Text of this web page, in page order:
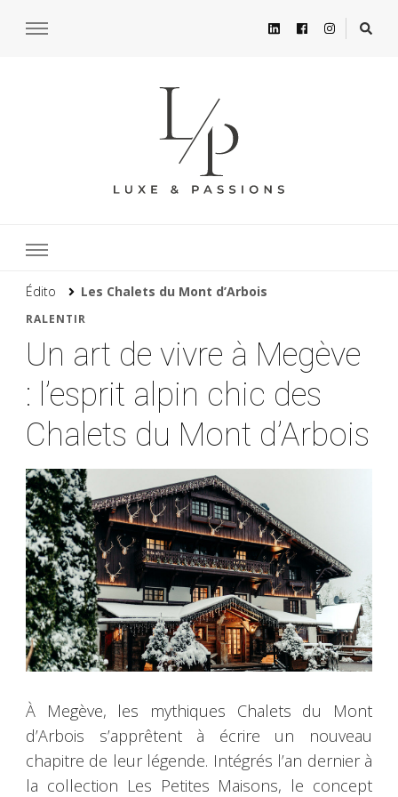
Édito Les Chalets du Mont d’Arbois
RALENTIR
Un art de vivre à Megève
: l’esprit alpin chic des
Chalets du Mont d’Arbois
À Megève, les mythiques Chalets du Mont
d’Arbois s’apprêtent à écrire un nouveau
chapitre de leur légende. Intégrés l’an dernier à
la collection Les Petites Maisons, le concept